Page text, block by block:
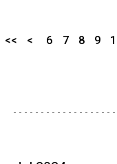
<< < 6 7 8 9